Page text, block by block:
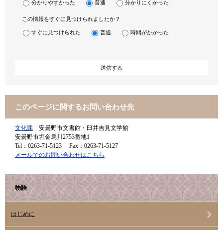
分かりやすかった 普通 分かりにくかった
この情報をすぐに見つけられましたか？
すぐに見つけられた 普通 時間がかかった
このページに関するお問い合わせ先
文化課
安曇野市文書館・臼井吉見文学館
安曇野市堀金烏川2753番地1
Tel：0263-71-5123
Fax：0263-71-5127
メールでのお問い合わせはこちら
物語
はじめに